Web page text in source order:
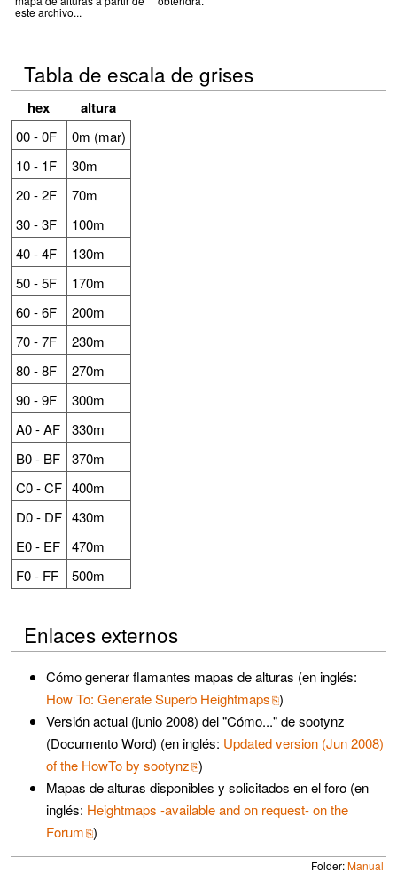
este archivo...
Tabla de escala de grises
hex altura
00 - 0F
0m (mar)
10 - 1F
30m
20 - 2F
70m
30 - 3F
100m
40 - 4F
130m
50 - 5F
170m
60 - 6F
200m
70 - 7F
230m
80 - 8F
270m
90 - 9F
300m
A0 - AF
330m
B0 - BF
370m
C0 - CF 400m
D0 - DF 430m
E0 - EF
470m
F0 - FF
500m
Enlaces externos
Cómo generar flamantes mapas de alturas (en inglés:
How To: Generate Superb Heightmaps )
Versión actual (junio 2008) del "Cómo..." de sootynz
(Documento Word) (en inglés: Updated version (Jun 2008)
of the HowTo by sootynz )
Mapas de alturas disponibles y solicitados en el foro (en
inglés: Heightmaps -available and on request- on the
Forum )
Folder:Manual